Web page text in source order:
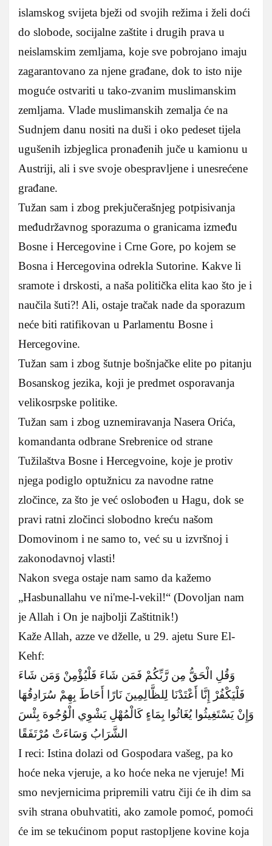
islamskog svijeta bježi od svojih režima i želi doći
do slobode, socijalne zaštite i drugih prava u
neislamskim zemljama, koje sve pobrojano imaju
zagarantovano za njene građane, dok to isto nije
moguće ostvariti u tako-zvanim muslimanskim
zemljama. Vlade muslimanskih zemalja će na
Sudnjem danu nositi na duši i oko pedeset tijela
ugušenih izbjeglica pronađenih juče u kamionu u
Austriji, ali i sve svoje obespravljene i unesrećene
građane.
Tužan sam i zbog prekjučerašnjeg potpisivanja
međudržavnog sporazuma o granicama između
Bosne i Hercegovine i Crne Gore, po kojem se
Bosna i Hercegovina odrekla Sutorine. Kakve li
sramote i drskosti, a naša politička elita kao što je i
naučila šuti?! Ali, ostaje tračak nade da sporazum
neće biti ratifikovan u Parlamentu Bosne i
Hercegovine.
Tužan sam i zbog šutnje bošnjačke elite po pitanju
Bosanskog jezika, koji je predmet osporavanja
velikosrpske politike.
Tužan sam i zbog uznemiravanja Nasera Orića,
komandanta odbrane Srebrenice od strane
Tužilaštva Bosne i Hercegvoine, koje je protiv
njega podiglo optužnicu za navodne ratne
zločince, za što je već oslobođen u Hagu, dok se
pravi ratni zločinci slobodno kreću našom
Domovinom i ne samo to, već su u izvršnoj i
zakonodavnoj vlasti!
Nakon svega ostaje nam samo da kažemo
„Hasbunallahu ve ni'me-l-vekil!“ (Dovoljan nam
je Allah i On je najbolji Zaštitnik!)
Kaže Allah, azze ve dželle, u 29. ajetu Sure El-
Kehf:
وَقُلِ الْحَقُّ مِن رَّبِّكُمْ فَمَن شَاءَ فَلْيُؤْمِنْ وَمَن شَاءَ
فَلْيَكْفُرْ إِنَّا أَعْتَدْنَا لِلظَّالِمِينَ نَارًا أَحَاطَ بِهِمْ سُرَادِقُهَا
وَإِنْ يَسْتَغِيثُوا يُغَاثُوا بِمَاءٍ كَالْمُهْلِ يَشْوِي الْوُجُوهَ بِئْسَ
الشَّرَابُ وَسَاءَتْ مُرْتَفَقًا
I reci: Istina dolazi od Gospodara vašeg, pa ko
hoće neka vjeruje, a ko hoće neka ne vjeruje! Mi
smo nevjernicima pripremili vatru čiji će ih dim sa
svih strana obuhvatiti, ako zamole pomoć, pomoći
će im se tekućinom poput rastopljene kovine koja